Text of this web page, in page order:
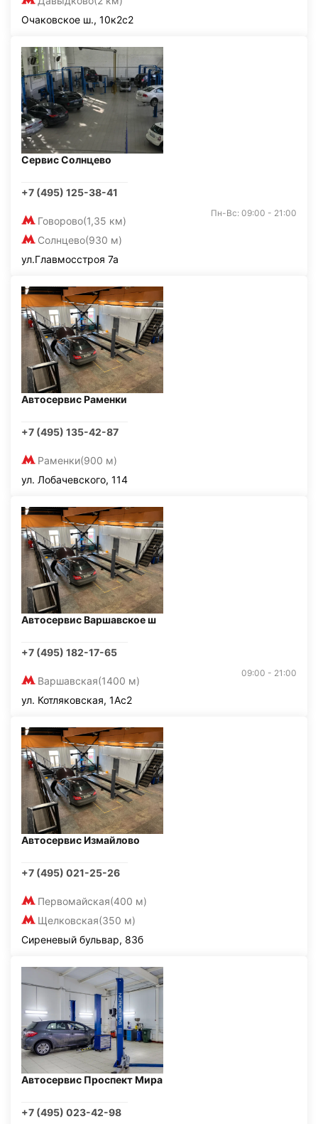
Очаковское ш., 10к2с2
Сервис Солнцево
+7 (495) 125-38-41
Говорово(1,35 км)
Солнцево(930 м)
Пн-Вс: 09:00 - 21:00
ул.Главмосстроя 7а
Автосервис Раменки
+7 (495) 135-42-87
Раменки(900 м)
ул. Лобачевского, 114
Автосервис Варшавское ш
+7 (495) 182-17-65
Варшавская(1400 м)
09:00 - 21:00
ул. Котляковская, 1Ас2
Автосервис Измайлово
+7 (495) 021-25-26
Первомайская(400 м)
Щелковская(350 м)
Сиреневый бульвар, 83б
Автосервис Проспект Мира
+7 (495) 023-42-98